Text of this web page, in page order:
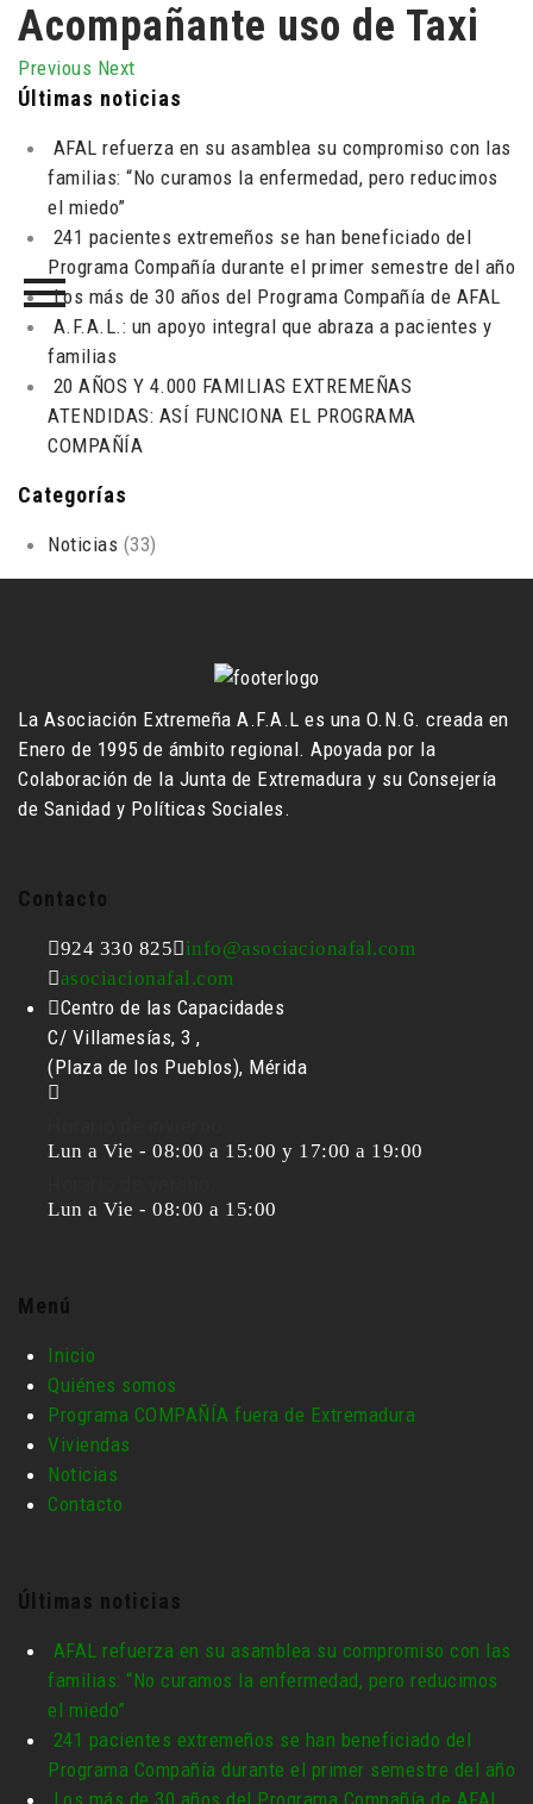
Acompañante uso de Taxi
Previous Next
Últimas noticias
AFAL refuerza en su asamblea su compromiso con las
familias: “No curamos la enfermedad, pero reducimos
el miedo”
241 pacientes extremeños se han beneficiado del
Programa Compañía durante el primer semestre del año
Los más de 30 años del Programa Compañía de AFAL
A.F.A.L.: un apoyo integral que abraza a pacientes y
familias
20 AÑOS Y 4.000 FAMILIAS EXTREMEÑAS
ATENDIDAS: ASÍ FUNCIONA EL PROGRAMA
COMPAÑÍA
Categorías
Noticias (33)
La Asociación Extremeña A.F.A.L es una O.N.G. creada en
Enero de 1995 de ámbito regional. Apoyada por la
Colaboración de la Junta de Extremadura y su Consejería
de Sanidad y Políticas Sociales.
Contacto
924 330 825
info@asociacionafal.com
asociacionafal.com
Centro de las Capacidades
C/ Villamesías, 3 ,
(Plaza de los Pueblos), Mérida
Lun a Vie - 08:00 a 15:00 y 17:00 a 19:00
Lun a Vie - 08:00 a 15:00
Menú
Inicio
Quiénes somos
Programa COMPAÑÍA fuera de Extremadura
Viviendas
Noticias
Contacto
Últimas noticias
AFAL refuerza en su asamblea su compromiso con las
familias: “No curamos la enfermedad, pero reducimos
el miedo”
241 pacientes extremeños se han beneficiado del
Programa Compañía durante el primer semestre del año